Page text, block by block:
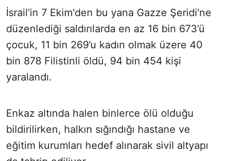
İsrail'in 7 Ekim'den bu yana Gazze Şeridi'ne
düzenlediği saldırılarda en az 16 bin 673’ü
çocuk, 11 bin 269’u kadın olmak üzere 40
bin 878 Filistinli öldü, 94 bin 454 kişi
yaralandı.
Enkaz altında halen binlerce ölü olduğu
bildirilirken, halkın sığındığı hastane ve
eğitim kurumları hedef alınarak sivil altyapı